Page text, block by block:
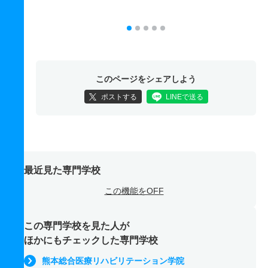
このページをシェアしよう
ポストする LINEで送る
最近見た専門学校
この機能をOFF
この専門学校を見た人が
ほかにもチェックした専門学校
熊本総合医療リハビリテーション学院